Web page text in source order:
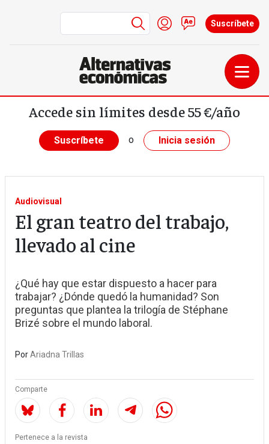
Pasar al contenido principal
Menú de cuenta de
Iniciar sesión
Contacto
Suscríbete
Accede sin límites desde 55 €/año
Suscríbete o Inicia sesión
Audiovisual
El gran teatro del trabajo,
llevado al cine
¿Qué hay que estar dispuesto a hacer para
trabajar? ¿Dónde quedó la humanidad? Son
preguntas que plantea la trilogía de Stéphane
Brizé sobre el mundo laboral.
PorAriadna Trillas
Comparte
Pertenece a la revista